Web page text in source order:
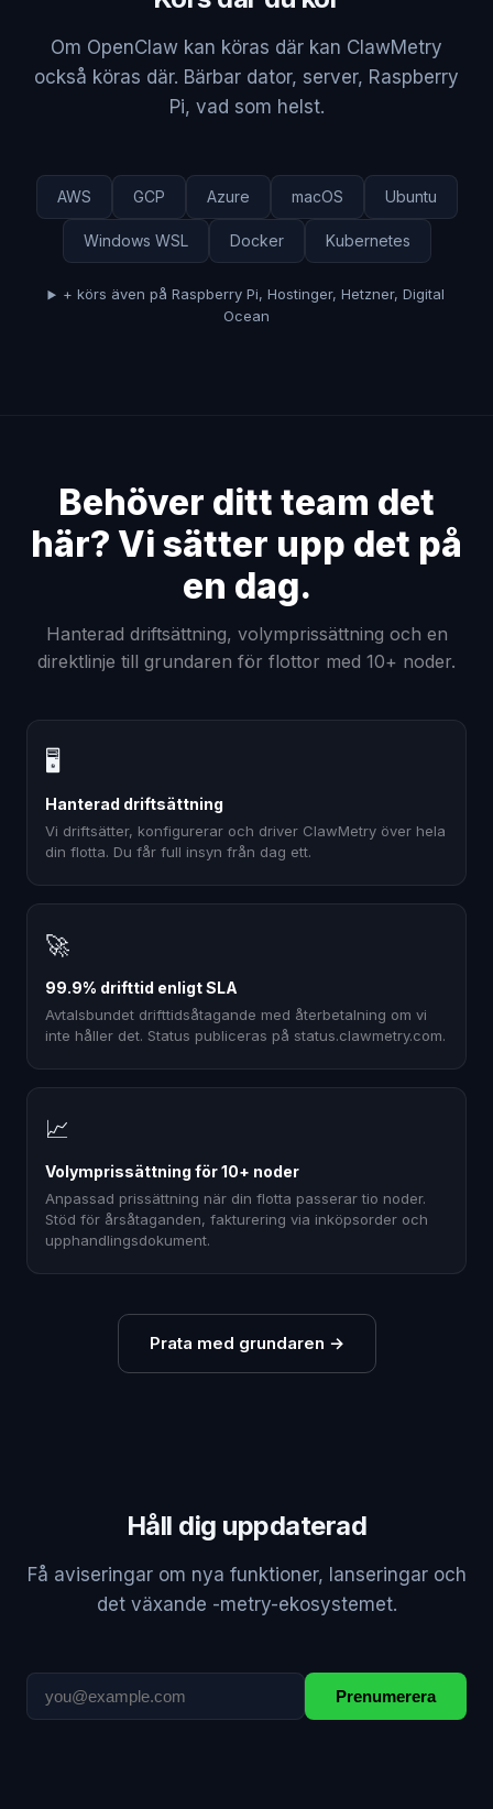
Om OpenClaw kan köras där kan ClawMetry
också köras där. Bärbar dator, server, Raspberry
Pi, vad som helst.
AWS GCP Azure macOS Ubuntu
Windows WSL Docker Kubernetes
+ körs även på Raspberry Pi, Hostinger, Hetzner, Digital
Ocean
Behöver ditt team det
här? Vi sätter upp det på
en dag.
Hanterad driftsättning, volymprissättning och en
direktlinje till grundaren för flottor med 10+ noder.
🖥
Hanterad driftsättning
Vi driftsätter, konfigurerar och driver ClawMetry över hela
din flotta. Du får full insyn från dag ett.
🚀
99.9% drifttid enligt SLA
Avtalsbundet drifttidsåtagande med återbetalning om vi
inte håller det. Status publiceras på status.clawmetry.com.
📈
Volymprissättning för 10+ noder
Anpassad prissättning när din flotta passerar tio noder.
Stöd för årsåtaganden, fakturering via inköpsorder och
upphandlingsdokument.
Prata med grundaren →
Håll dig uppdaterad
Få aviseringar om nya funktioner, lanseringar och
det växande -metry-ekosystemet.
Prenumerera